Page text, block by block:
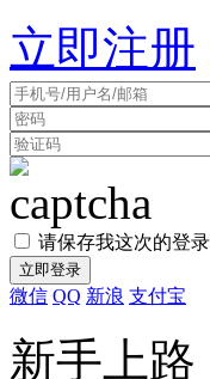
立即注册
请保存我这次的登
微信 QQ 新浪 支付宝
新手上路